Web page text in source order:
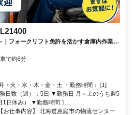
｜フォークリフト免許を活かす倉庫内作業｜
で約6分
・火・水・木・金・土 ・勤務時間： [1]
日数（週）：5日 ▼勤務日 月～土のうち週5
1日休み） ▼勤務時間 1...
お仕事内容】 北海道恵庭市の物流センター